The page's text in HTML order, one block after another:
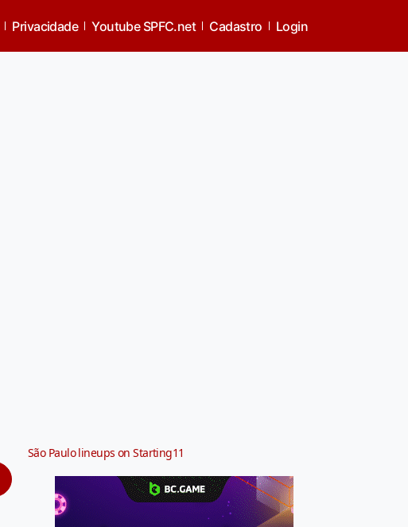
Privacidade Youtube SPFC.net Cadastro Login
São Paulo lineups on Starting11